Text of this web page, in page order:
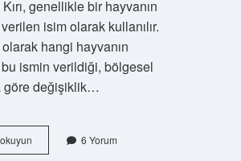
Kırı, genellikle bir hayvanın
isim olarak kullanılır.
hangi hayvanın
ismin verildiği, bölgesel
göre değişiklik…
Kırı
neyin
6 Yorum